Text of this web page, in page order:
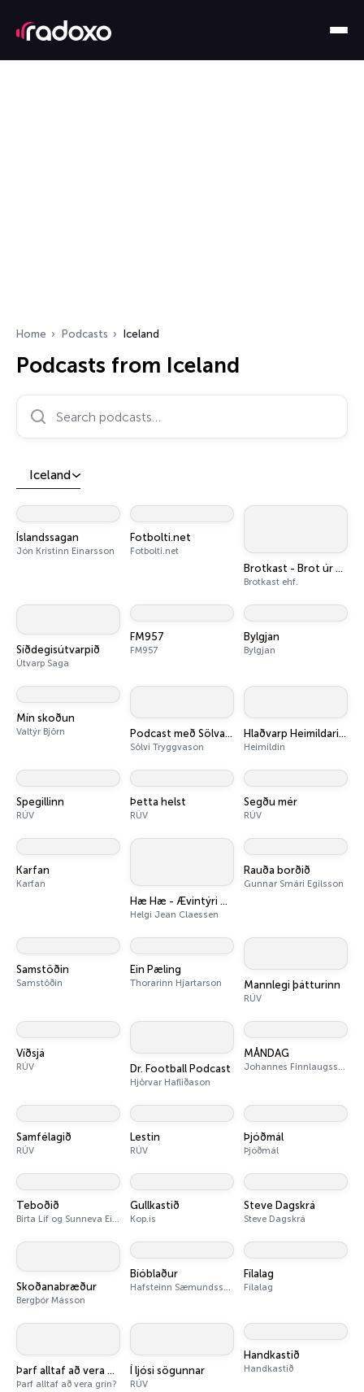
Home Podcasts Iceland
Podcasts from Iceland
Search podcasts…
Iceland
Íslandssagan
Jón Kristinn Einarsson
Fotbolti.net
Fotbolti.net
Brotkast - Brot úr þáttum og opnir þættir
Brotkast ehf.
Síðdegisútvarpið
Útvarp Saga
FM957
FM957
Bylgjan
Bylgjan
Mín skoðun
Valtýr Björn Podcast með Sölva Tryggva
Sölvi Tryggvason
Hlaðvarp Heimildarinnar
Heimildin
Spegillinn
RÚV
Þetta helst
RÚV
Segðu mér
RÚV
Karfan
Karfan
Hæ Hæ - Ævintýri Helga og Hjálmars
Helgi Jean Claessen
Rauða borðið
Gunnar Smári Egilsson
Samstöðin
Samstöðin
Ein Pæling
Thorarinn Hjartarson Mannlegi þátturinn
RÚV
Víðsjá
RÚV Dr. Football Podcast
Hjörvar Hafliðason
MÅNDAG
Johannes Finnlaugsson, Petrina Solange, Armann Hreinsson
Samfélagið
RÚV
Lestin
RÚV
Þjóðmál
Þjóðmál
Teboðið
Birta Líf og Sunneva Einars
Gullkastið
Kop.is
Steve Dagskrá
Steve Dagskrá
Skoðanabræður
Bergþór Másson
Bíóblaður
Hafsteinn Sæmundsson
Fílalag
Fílalag
Þarf alltaf að vera grín?
Þarf alltaf að vera grín?
Í ljósi sögunnar
RÚV
Handkastið
Handkastið